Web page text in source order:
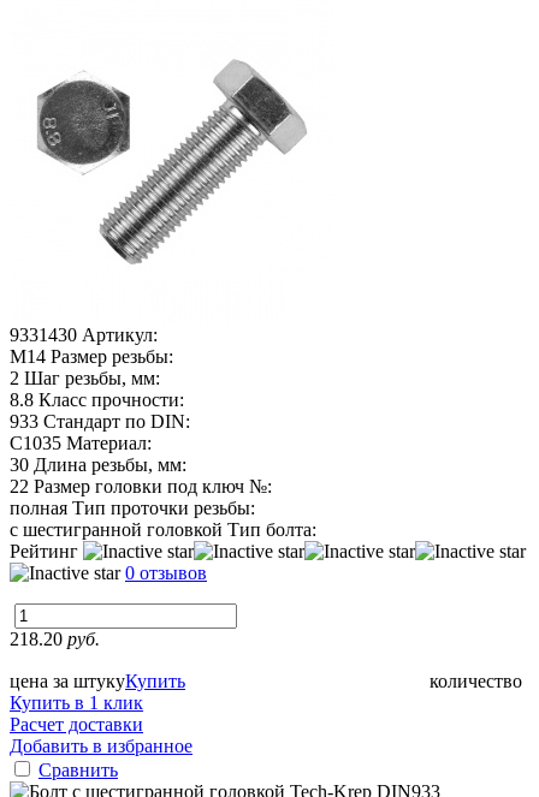
9331430 Артикул:
М14 Размер резьбы:
2 Шаг резьбы, мм:
8.8 Класс прочности:
933 Стандарт по DIN:
C1035 Материал:
30 Длина резьбы, мм:
22 Размер головки под ключ №:
полная Тип проточки резьбы:
с шестигранной головкой Тип болта:
Рейтинг
0 отзывов
218.20 руб.
цена за штуку количество
Купить
Купить в 1 клик
Расчет доставки
Добавить в избранное
Сравнить